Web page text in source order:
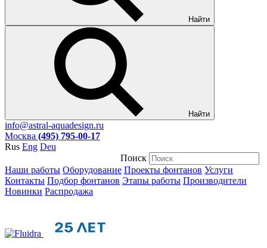
Найти
Найти
info@astral-aquadesign.ru
Москва (495) 795-00-17
Rus Eng Deu
Поиск
Наши работы Оборудование Проекты фонтанов Услуги
Контакты Подбор фонтанов Этапы работы Производители
Новинки Распродажа